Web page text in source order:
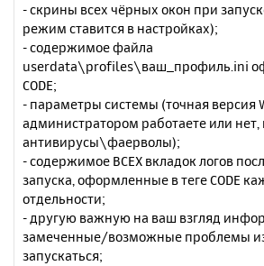
- скрины всех чёрных окон при
режим ставится в настройках);
- содержимое файла
userdata\profiles\ваш_профиль.ini
CODE;
- параметры системы (точная версия
администратором работаете или нет,
антивирусы\фаерволы);
- содержимое ВСЕХ вкладок логов
запуска, оформленные в теге CODE
отдельности;
- другую важную на ваш взгляд
замеченные/возможные проблемы
запускаться;